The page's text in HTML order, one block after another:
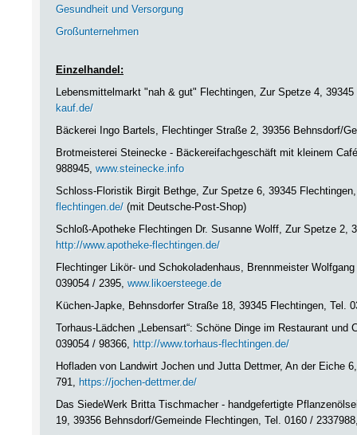
Gesundheit und Versorgung
Großunternehmen
Einzelhandel:
Lebensmittelmarkt "nah & gut" Flechtingen, Zur Spetze 4,
kauf.de/
Bäckerei Ingo Bartels, Flechtinger Straße 2, 39356 Behnsdorf/
Brotmeisterei Steinecke - Bäckereifachgeschäft mit kleinem
988945, www.steinecke.info
Schloss-Floristik Birgit Bethge, Zur Spetze 6, 39345
flechtingen.de/ (mit Deutsche-Post-Shop)
Schloß-Apotheke Flechtingen Dr. Susanne Wolff, Zur Spetze 2,
http://www.apotheke-flechtingen.de/
Flechtinger Likör- und Schokoladenhaus, Brennmeister
039054 / 2395, www.likoersteege.de
Küchen-Japke, Behnsdorfer Straße 18, 39345 Flechtingen, Tel.
Torhaus-Lädchen „Lebensart“: Schöne Dinge im Restaurant und
039054 / 98366, http://www.torhaus-flechtingen.de/
Hofladen von Landwirt Jochen und Jutta Dettmer, An der Eiche
791, https://jochen-dettmer.de/
Das SiedeWerk Britta Tischmacher - handgefertigte
19, 39356 Behnsdorf/Gemeinde Flechtingen, Tel. 0160 /